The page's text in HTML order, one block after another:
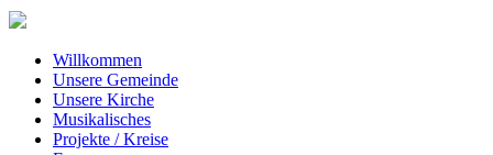
Willkommen
Unsere Gemeinde
Unsere Kirche
Musikalisches
Projekte / Kreise